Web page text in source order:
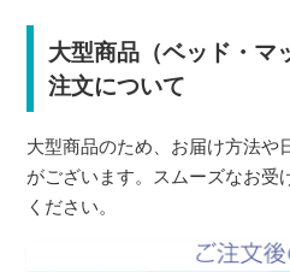
大型商品（ベッド・マ
注文について
大型商品のため、お届け方法や
がございます。スムーズなお受
ください。